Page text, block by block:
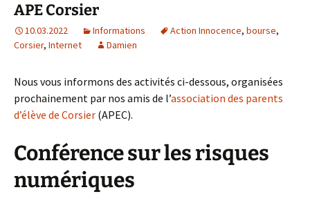
APE Corsier
10.03.2022 Informations Action Innocence, bourse,
Corsier, Internet Damien
Nous vous informons des activités ci-dessous, organisées
prochainement par nos amis de l’association des parents
d’élève de Corsier (APEC).
Conférence sur les risques
numériques